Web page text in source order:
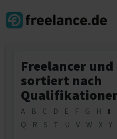
Freelancer
sortiert nach
A B C D E F G H I
Q
R S T U V W X Y